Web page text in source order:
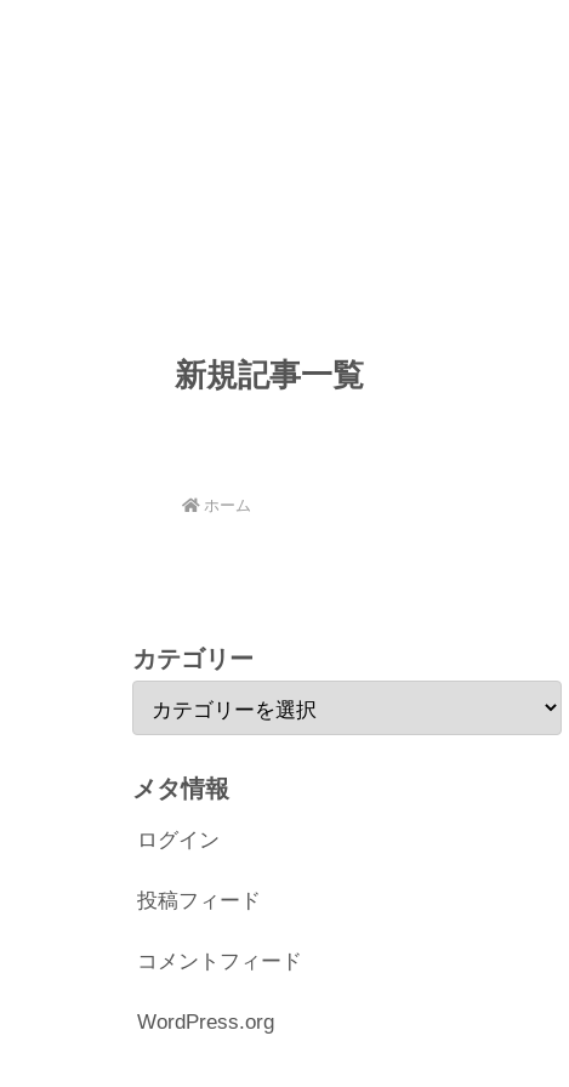
新規記事一覧
ホーム
カテゴリー
メタ情報
ログイン
投稿フィード
コメントフィード
WordPress.org